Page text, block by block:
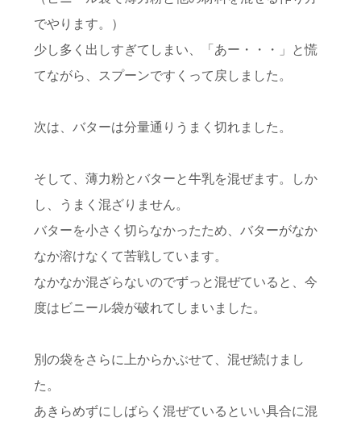
でやります。）
少し多く出しすぎてしまい、「あー・・・」と慌
てながら、スプーンですくって戻しました。
次は、バターは分量通りうまく切れました。
そして、薄力粉とバターと牛乳を混ぜます。しか
し、うまく混ざりません。
バターを小さく切らなかったため、バターがなか
なか溶けなくて苦戦しています。
なかなか混ざらないのでずっと混ぜていると、今
度はビニール袋が破れてしまいました。
別の袋をさらに上からかぶせて、混ぜ続けまし
た。
あきらめずにしばらく混ぜているといい具合に混